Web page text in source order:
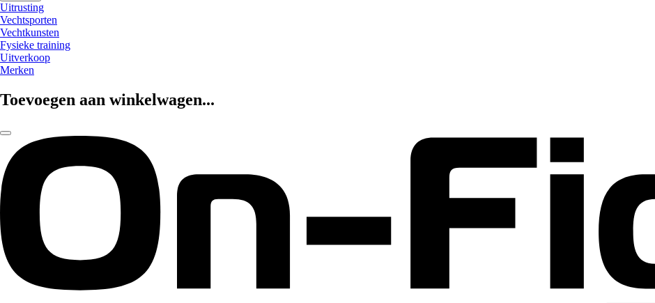
Uitrusting
Vechtsporten
Vechtkunsten
Fysieke training
Uitverkoop
Merken
Toevoegen aan winkelwagen...